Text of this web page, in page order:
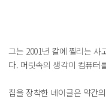
그는 2001년 칼에 찔리는
다. 머릿속의 생각이 컴퓨터
칩을 장착한 네이글은 약간